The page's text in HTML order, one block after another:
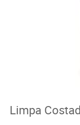
Limpa